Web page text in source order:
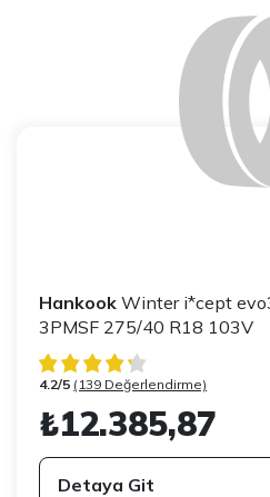
Hankook Winter i*cept
3PMSF 275/40 R18 103V
4.2/5 (139 Değerlendirme)
₺12.385,87
Detaya Git